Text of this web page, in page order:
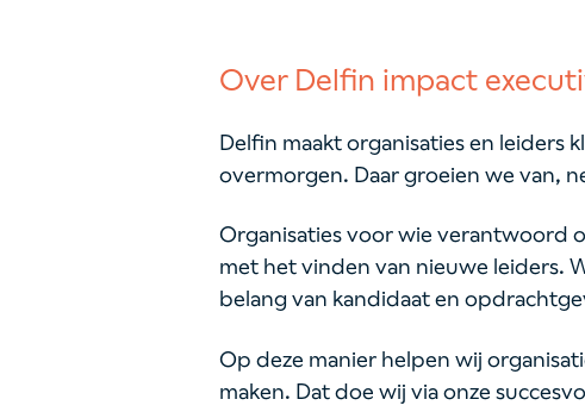
Over Delfin impact
Delfin maakt organisaties en leiders
overmorgen. Daar groeien we van,
Organisaties voor wie verantwoord
met het vinden van nieuwe leiders.
belang van kandidaat en
Op deze manier helpen wij
maken. Dat doe wij via onze